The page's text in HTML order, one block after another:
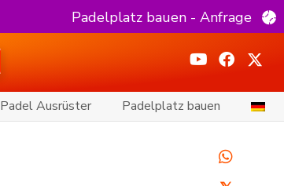
Padelplatz bauen - Anfrage
Padel Ausrüster Padelplatz bauen